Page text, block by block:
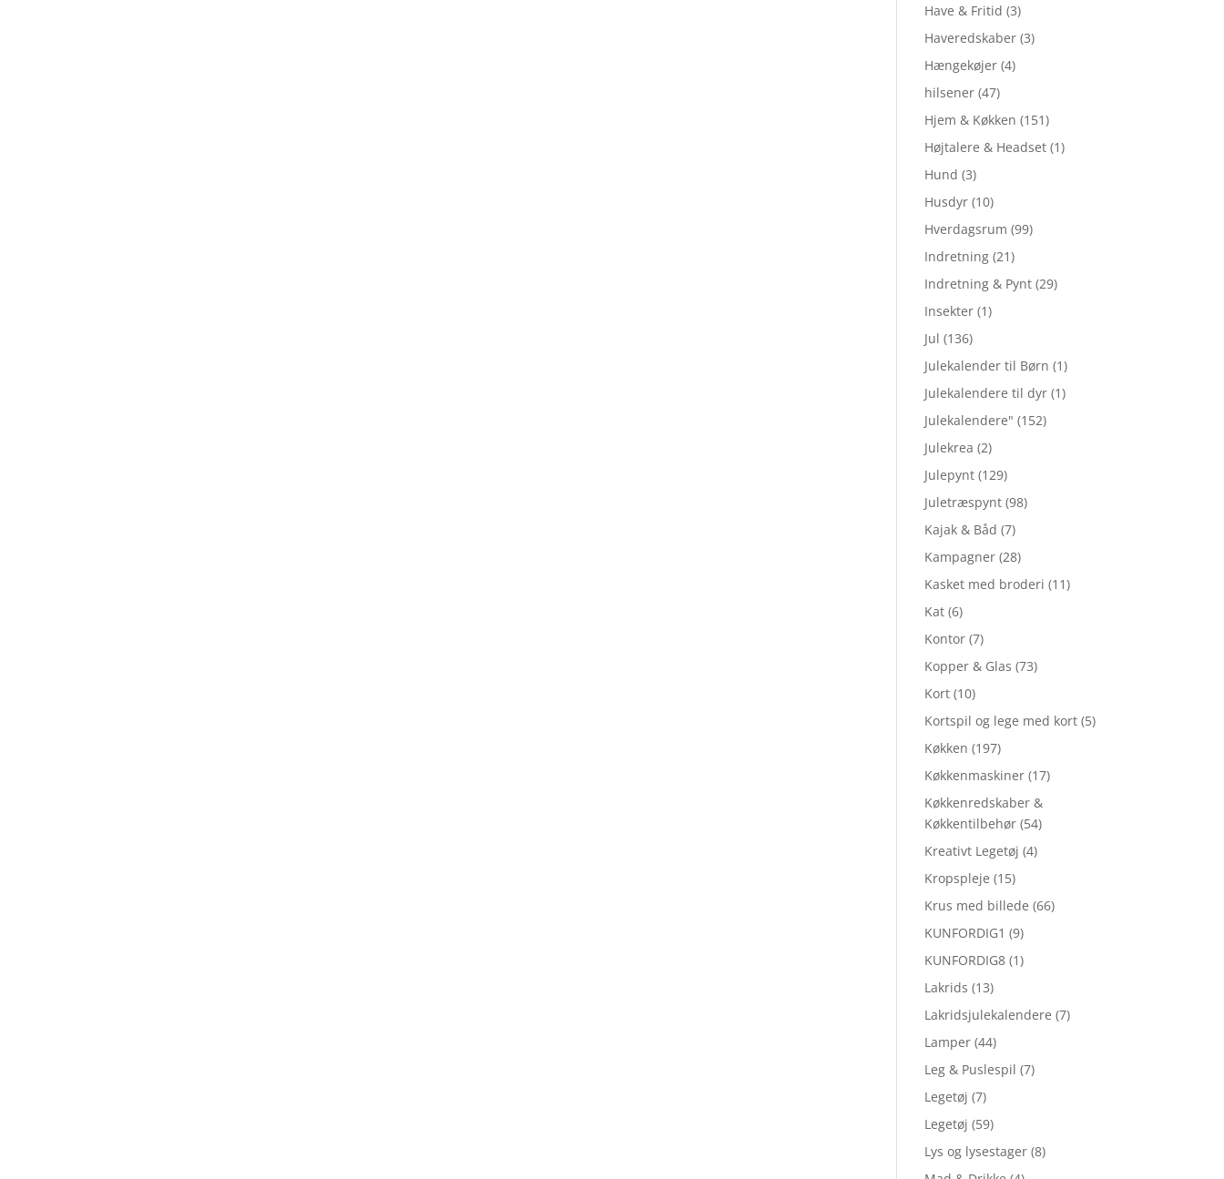
Have & Fritid (3)
Haveredskaber (3)
Hængekøjer (4)
hilsener (47)
Hjem & Køkken (151)
Højtalere & Headset (1)
Hund (3)
Husdyr (10)
Hverdagsrum (99)
Indretning (21)
Indretning & Pynt (29)
Insekter (1)
Jul (136)
Julekalender til Børn (1)
Julekalendere til dyr (1)
Julekalendere" (152)
Julekrea (2)
Julepynt (129)
Juletræspynt (98)
Kajak & Båd (7)
Kampagner (28)
Kasket med broderi (11)
Kat (6)
Kontor (7)
Kopper & Glas (73)
Kort (10)
Kortspil og lege med kort (5)
Køkken (197)
Køkkenmaskiner (17)
Køkkenredskaber &
Køkkentilbehør (54)
Kreativt Legetøj (4)
Kropspleje (15)
Krus med billede (66)
KUNFORDIG1 (9)
KUNFORDIG8 (1)
Lakrids (13)
Lakridsjulekalendere (7)
Lamper (44)
Leg & Puslespil (7)
Legetøj (7)
Legetøj (59)
Lys og lysestager (8)